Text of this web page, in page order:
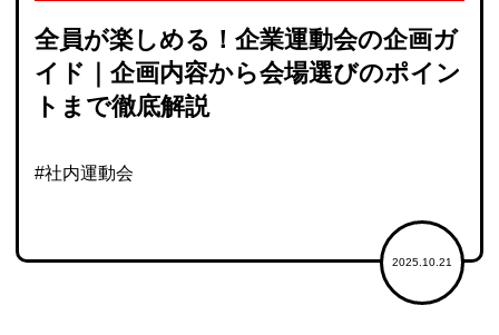
全員が楽しめる！企業運動会の企画ガ
イド｜企画内容から会場選びのポイン
トまで徹底解説
#社内運動会
2025.10.21